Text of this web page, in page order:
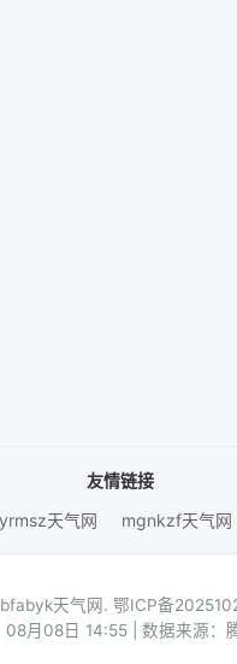
友情链接
yrmsz天气网 mgnkzf天气网
天气网. 鄂ICP备
08月08日 14:55 | 数据来源：